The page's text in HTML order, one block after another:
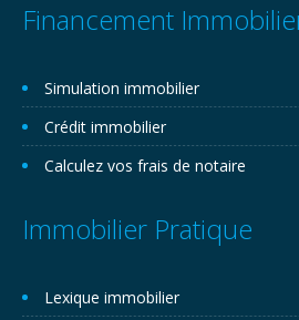
Financement
Simulation immobilier
Crédit immobilier
Calculez vos frais de notaire
Immobilier Pratique
Lexique immobilier